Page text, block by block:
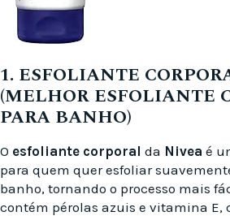
1. ESFOLIANTE
(MELHOR ESFOLIANTE
PARA BANHO)
O esfoliante corporal da Nivea é
para quem quer esfoliar
banho, tornando o processo mais
contém pérolas azuis e vitamina